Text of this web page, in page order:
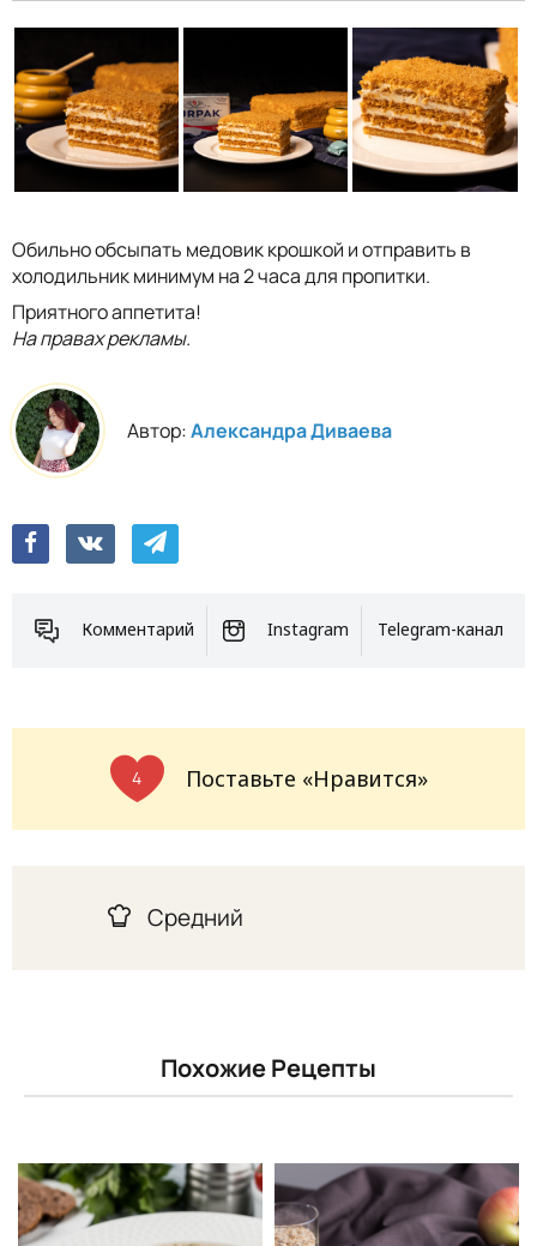
Обильно обсыпать медовик крошкой и отправить в
холодильник минимум на 2 часа для пропитки.
Приятного аппетита!
На правах рекламы.
Автор:Александра Диваева
Комментарий Instagram Telegram-канал
4 Поставьте «Нравится»
Средний
Похожие Рецепты